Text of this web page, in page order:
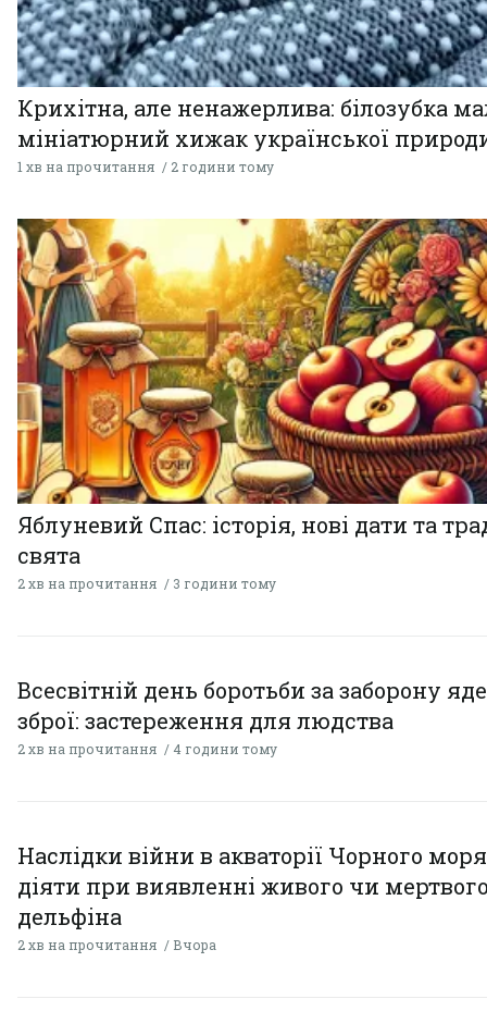
Крихітна, але ненажерлива: білозубка
мініатюрний хижак української
1 хв на прочитання 2 години тому
Яблуневий Спас: історія, нові дати та
свята
2 хв на прочитання 3 години тому
Всесвітній день боротьби за заборону
зброї: застереження для людства
2 хв на прочитання 4 години тому
Наслідки війни в акваторії Чорного
діяти при виявленні живого чи
дельфіна
2 хв на прочитання Вчора